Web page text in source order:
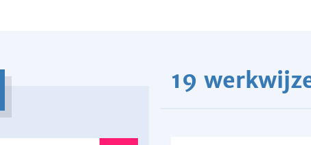
19